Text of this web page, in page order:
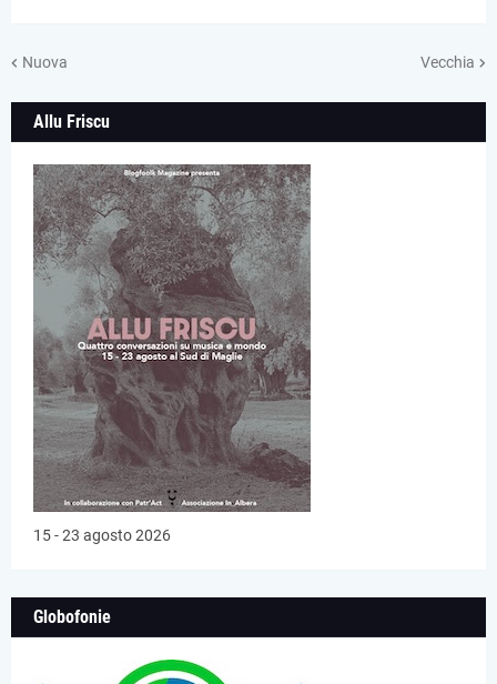
Nuova Vecchia
Allu Friscu
15 - 23 agosto 2026
Globofonie